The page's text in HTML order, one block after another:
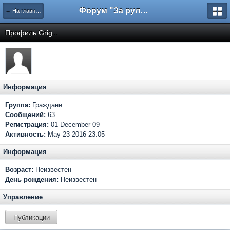
← На главную Форум "За рулем"
Профиль Grig...
Информация
Группа: Граждане
Сообщений: 63
Регистрация: 01-December 09
Активность: May 23 2016 23:05
Информация
Возраст: Неизвестен
День рождения: Неизвестен
Управление
Публикации